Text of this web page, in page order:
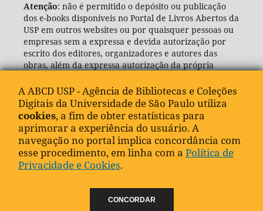
Atenção: não é permitido o depósito ou publicação
dos e-books disponíveis no Portal de Livros Abertos da
USP em outros websites ou por quaisquer pessoas ou
empresas sem a expressa e devida autorização por
escrito dos editores, organizadores e autores das
obras, além da expressa autorização da própria
(ABCD-USP).
A ABCD USP - Agência de Bibliotecas e Coleções
Digitais da Universidade de São Paulo utiliza
cookies, a fim de obter estatísticas para
aprimorar a experiência do usuário. A
navegação no portal implica concordância com
esse procedimento, em linha com a Política de
Privacidade e Cookies.
CONCORDAR